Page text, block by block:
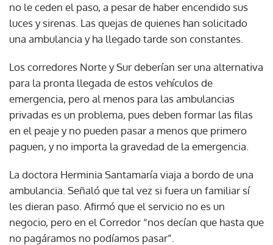
no le ceden el paso, a pesar de haber encendido sus
luces y sirenas. Las quejas de quienes han solicitado
una ambulancia y ha llegado tarde son constantes.
Los corredores Norte y Sur deberían ser una alternativa
para la pronta llegada de estos vehículos de
emergencia, pero al menos para las ambulancias
privadas es un problema, pues deben formar las filas
en el peaje y no pueden pasar a menos que primero
paguen, y no importa la gravedad de la emergencia.
La doctora Herminia Santamaría viaja a bordo de una
ambulancia. Señaló que tal vez si fuera un familiar sí
les dieran paso. Afirmó que el servicio no es un
negocio, pero en el Corredor “nos decían que hasta que
no pagáramos no podíamos pasar”.